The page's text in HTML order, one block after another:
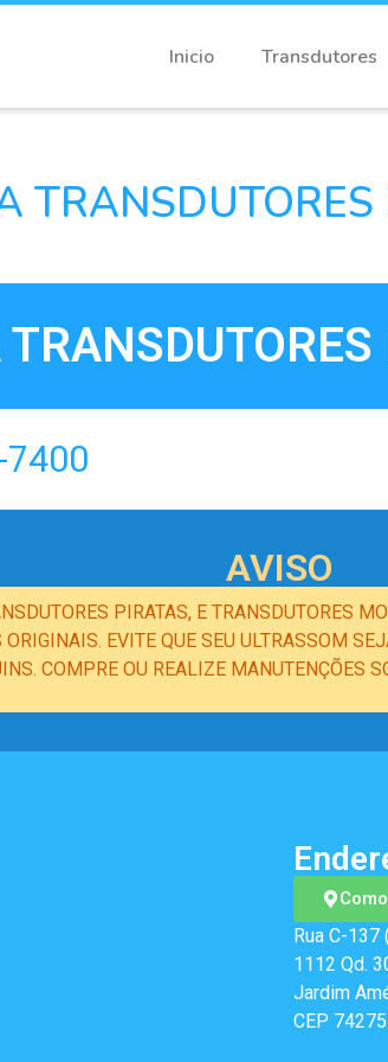
Inicio Transdutores
AVISO
PIRATAS, E TRANSDUTORES
EVITE QUE SEU ULTRASSOM
COMPRE OU REALIZE MANUTENÇÕES
Rua C-137
1112 Qd.
Jardim
CEP